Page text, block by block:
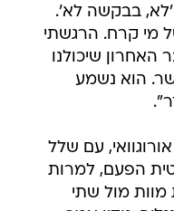
'לא, בבקשה לא'.
מי קרח. הרגשתי
האחרון שיכולנו
הוא נשמע
אורוגוואי, עם שלל
הפעם, למרות
מול שתי